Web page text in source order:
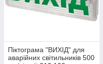
Піктограма "ВИХІД" для
аварійних світильників 500